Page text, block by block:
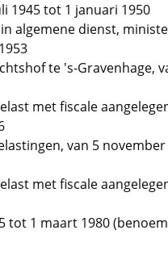
1945 tot 1 januari 1950
algemene dienst,
te 's-Gravenhage,
met fiscale
van 5
met fiscale
tot 1 maart 1980